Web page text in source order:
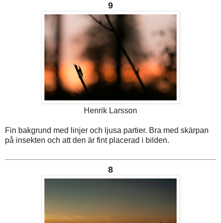
9
Henrik Larsson
Fin bakgrund med linjer och ljusa partier. Bra med skärpan
på insekten och att den är fint placerad i bilden.
8